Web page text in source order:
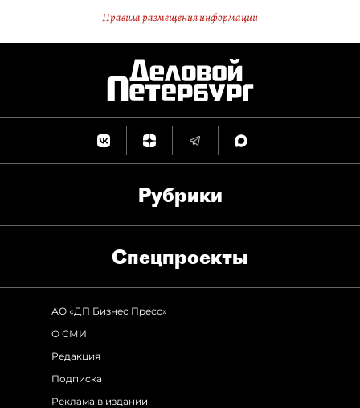
Правила размещения информации
Рубрики
Спец­проекты
АО «ДП Бизнес Пресс»
О СМИ
Редакция
Подписка
Реклама в издании